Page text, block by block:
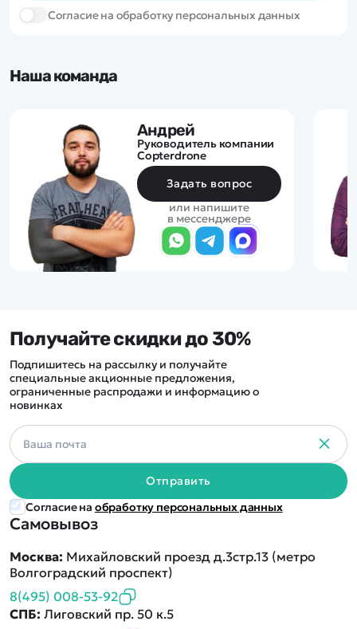
Cогласие на обработку персональных данных
Наша команда
Андрей
Руководитель компании
Copterdrone
Задать вопрос
или напишите
в мессенджере
Самовывоз
Москва: Михайловский проезд д.3стр.13 (метро
Волгоградский проспект)
8(495) 008-53-92
СПБ: Лиговский пр. 50 к.5
Получайте скидки до 30%
Подпишитесь на рассылку и получайте
специальные акционные предложения,
ограниченные распродажи и информацию о
новинках
Отправить
Согласие на обработку персональных данных